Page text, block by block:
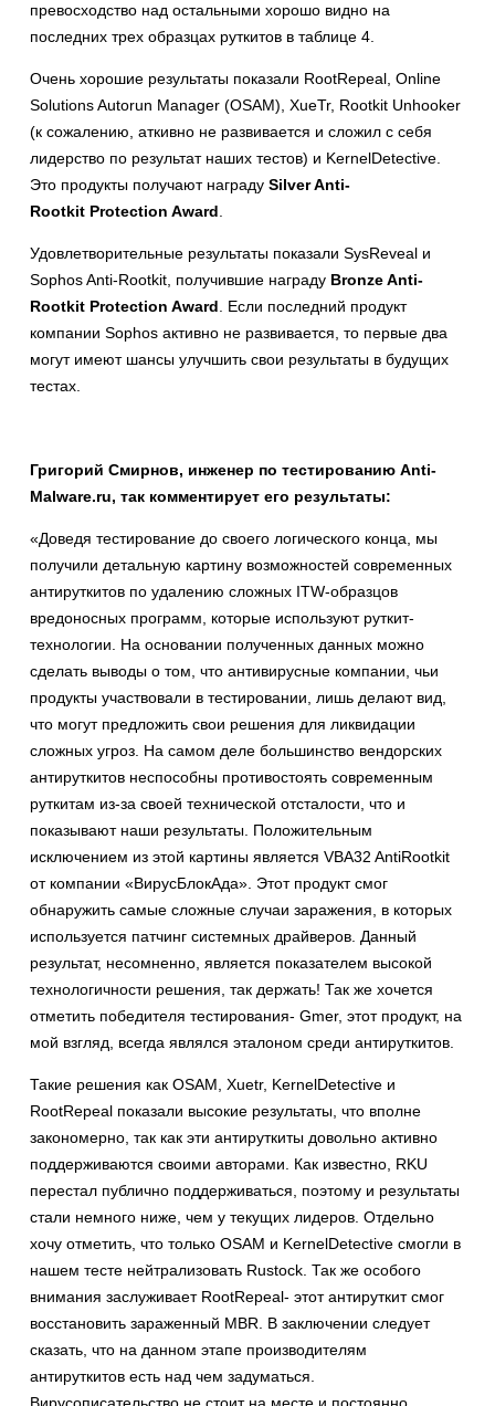
превосходство над остальными хорошо видно на
последних трех образцах руткитов в таблице 4.
Очень хорошие результаты показали RootRepeal, Online
Solutions Autorun Manager (OSAM), XueTr, Rootkit Unhooker
(к сожалению, аткивно не развивается и сложил с себя
лидерство по результат наших тестов) и KernelDetective.
Это продукты получают награду Silver Anti-
Rootkit Protection Award.
Удовлетворительные результаты показали SysReveal и
Sophos Anti-Rootkit, получившие награду Bronze Anti-
Rootkit Protection Award. Если последний продукт
компании Sophos активно не развивается, то первые два
могут имеют шансы улучшить свои результаты в будущих
тестах.
Григорий Смирнов, инженер по тестированию Anti-
Malware.ru, так комментирует его результаты:
«Доведя тестирование до своего логического конца, мы
получили детальную картину возможностей современных
антируткитов по удалению сложных ITW-образцов
вредоносных программ, которые используют руткит-
технологии. На основании полученных данных можно
сделать выводы о том, что антивирусные компании, чьи
продукты участвовали в тестировании, лишь делают вид,
что могут предложить свои решения для ликвидации
сложных угроз. На самом деле большинство вендорских
антируткитов неспособны противостоять современным
руткитам из-за своей технической отсталости, что и
показывают наши результаты. Положительным
исключением из этой картины является VBA32 AntiRootkit
от компании «ВирусБлокАда». Этот продукт смог
обнаружить самые сложные случаи заражения, в которых
используется патчинг системных драйверов. Данный
результат, несомненно, является показателем высокой
технологичности решения, так держать! Так же хочется
отметить победителя тестирования- Gmer, этот продукт, на
мой взгляд, всегда являлся эталоном среди антируткитов.
Такие решения как OSAM, Xuetr, KernelDetective и
RootRepeal показали высокие результаты, что вполне
закономерно, так как эти антируткиты довольно активно
поддерживаются своими авторами. Как известно, RKU
перестал публично поддерживаться, поэтому и результаты
стали немного ниже, чем у текущих лидеров. Отдельно
хочу отметить, что только OSAM и KernelDetective смогли в
нашем тесте нейтрализовать Rustock. Так же особого
внимания заслуживает RootRepeal- этот антируткит смог
восстановить зараженный MBR. В заключении следует
сказать, что на данном этапе производителям
антируткитов есть над чем задуматься.